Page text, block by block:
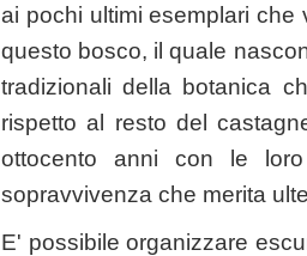
ai pochi ultimi esemplari che
questo bosco, il quale
tradizionali della botanica
rispetto al resto del
ottocento anni con le
sopravvivenza che merita
E' possibile organizzare